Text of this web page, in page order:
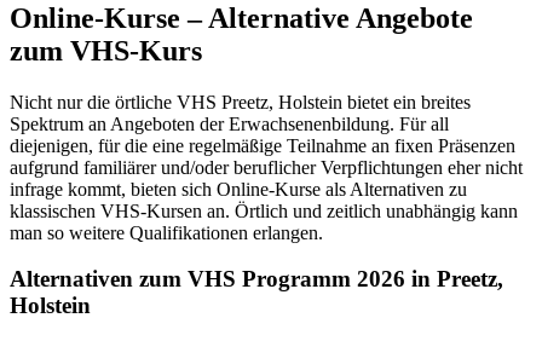
Online-Kurse – Alternative Angebote
zum VHS-Kurs
Nicht nur die örtliche VHS Preetz, Holstein bietet ein breites
Spektrum an Angeboten der Erwachsenenbildung. Für all
diejenigen, für die eine regelmäßige Teilnahme an fixen Präsenzen
aufgrund familiärer und/oder beruflicher Verpflichtungen eher nicht
infrage kommt, bieten sich Online-Kurse als Alternativen zu
klassischen VHS-Kursen an. Örtlich und zeitlich unabhängig kann
man so weitere Qualifikationen erlangen.
Alternativen zum VHS Programm 2026 in Preetz,
Holstein